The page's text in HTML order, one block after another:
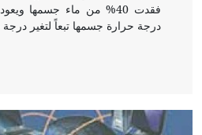
فقدت 40% من ماء جسمها
درجة حرارة جسمها تبعاً لتغير درجة
- هل تعلم أن أبقراط كتب في
الحكم، الأدلة، تنظيم التغذية،